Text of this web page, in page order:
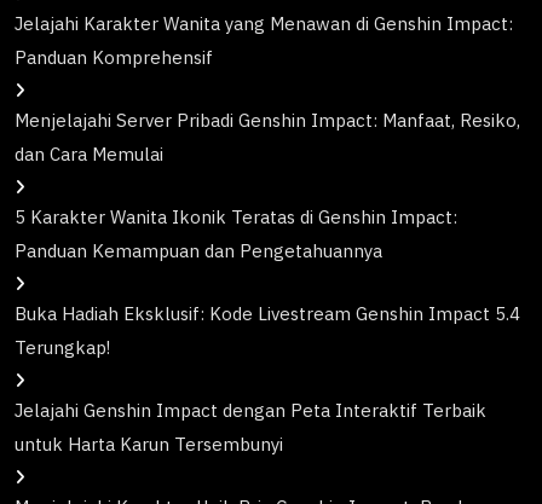
Jelajahi Karakter Wanita yang Menawan di Genshin Impact:
Panduan Komprehensif
Menjelajahi Server Pribadi Genshin Impact: Manfaat, Resiko,
dan Cara Memulai
5 Karakter Wanita Ikonik Teratas di Genshin Impact:
Panduan Kemampuan dan Pengetahuannya
Buka Hadiah Eksklusif: Kode Livestream Genshin Impact 5.4
Terungkap!
Jelajahi Genshin Impact dengan Peta Interaktif Terbaik
untuk Harta Karun Tersembunyi